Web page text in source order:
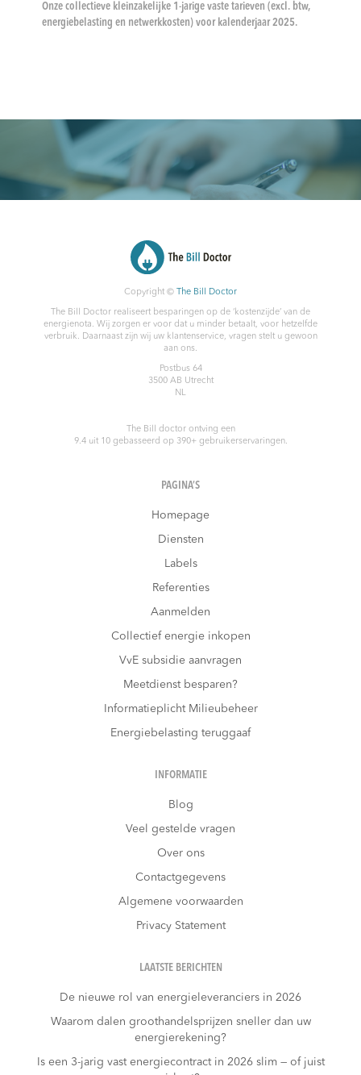
Onze collectieve kleinzakelijke 1-jarige vaste tarieven (excl. btw,
energiebelasting en netwerkkosten) voor kalenderjaar 2025.
Copyright © The Bill Doctor
The Bill Doctor realiseert besparingen op de ‘kostenzijde’ van de
energienota. Wij zorgen er voor dat u minder betaalt, voor hetzelfde
verbruik. Daarnaast zijn wij uw klantenservice, vragen stelt u gewoon
aan ons.
Postbus 64
3500 AB Utrecht
NL
The Bill doctorontving een
9.4uit 10gebasseerd op 390+ gebruikerservaringen.
PAGINA’S
Homepage
Diensten
Labels
Referenties
Aanmelden
Collectief energie inkopen
VvE subsidie aanvragen
Meetdienst besparen?
Informatieplicht Milieubeheer
Energiebelasting teruggaaf
INFORMATIE
Blog
Veel gestelde vragen
Over ons
Contactgegevens
Algemene voorwaarden
Privacy Statement
LAATSTE BERICHTEN
De nieuwe rol van energieleveranciers in 2026
Waarom dalen groothandelsprijzen sneller dan uw
energierekening?
Is een 3-jarig vast energiecontract in 2026 slim — of juist